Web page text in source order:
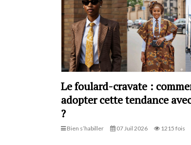
Le foulard-cravate :
adopter cette tendance
?
Bien s’habiller 07 Juil 2026 1215 fois